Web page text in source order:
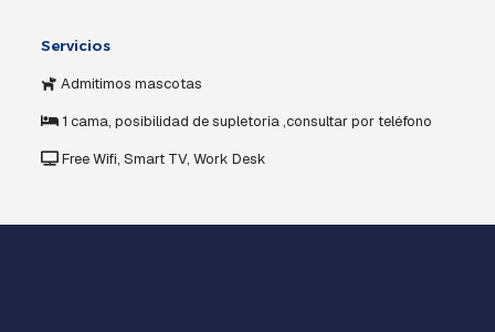
Servicios
Admitimos mascotas
1 cama, posibilidad de supletoria ,consultar por teléfono
Free Wifi, Smart TV, Work Desk